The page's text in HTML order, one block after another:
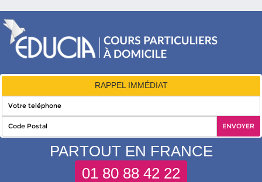
RAPPEL IMMÉDIAT
PARTOUT EN FRANCE
01 80 88 42 22